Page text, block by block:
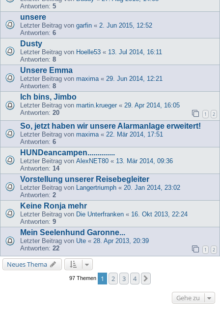
Antworten: 5
unsere
Letzter Beitrag von garfin « 2. Jun 2015, 12:52
Antworten: 6
Dusty
Letzter Beitrag von Hoelle53 « 13. Jul 2014, 16:11
Antworten: 8
Unsere Emma
Letzter Beitrag von maxima « 29. Jun 2014, 12:21
Antworten: 8
Ich bins, Jimbo
Letzter Beitrag von martin.krueger « 29. Apr 2014, 16:05
Antworten: 20 1 2
So, jetzt haben wir unsere Alarmanlage erweitert!
Letzter Beitrag von maxima « 22. Mär 2014, 17:51
Antworten: 6
HUNDeancampen..............
Letzter Beitrag von AlexNET80 « 13. Mär 2014, 09:36
Antworten: 14
Vorstellung unserer Reisebegleiter
Letzter Beitrag von Langertriumph « 20. Jan 2014, 23:02
Antworten: 2
Keine Ronja mehr
Letzter Beitrag von Die Unterfranken « 16. Okt 2013, 22:24
Antworten: 9
Mein Seelenhund Garonne...
Letzter Beitrag von Ute « 28. Apr 2013, 20:39
Antworten: 22 1 2
Neues Thema
97 Themen 1 2 3 4
Gehe zu